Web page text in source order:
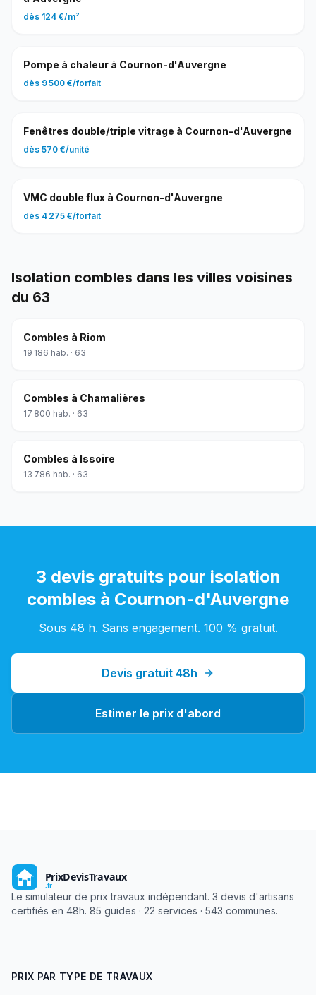
dès 124 €/m²
Pompe à chaleur à Cournon-d'Auvergne
dès 9 500 €/forfait
Fenêtres double/triple vitrage à Cournon-d'Auvergne
dès 570 €/unité
VMC double flux à Cournon-d'Auvergne
dès 4 275 €/forfait
Isolation combles dans les villes voisines
du 63
Combles à Riom
19 186 hab. · 63
Combles à Chamalières
17 800 hab. · 63
Combles à Issoire
13 786 hab. · 63
3 devis gratuits pour isolation
combles à Cournon-d'Auvergne
Sous 48 h. Sans engagement. 100 % gratuit.
Devis gratuit 48h
Estimer le prix d'abord
Le simulateur de prix travaux indépendant. 3 devis d'artisans
certifiés en 48h. 85 guides · 22 services · 543 communes.
PRIX PAR TYPE DE TRAVAUX